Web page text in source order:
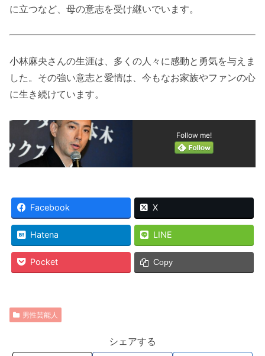
に立つなど、母の意志を受け継いでいます。
小林麻央さんの生涯は、多くの人々に感動と勇気を与えま
した。その強い意志と愛情は、今もなお家族やファンの心
に生き続けています。
Follow me!
Facebook X
Hatena LINE
Pocket Copy
男性芸能人
シェアする